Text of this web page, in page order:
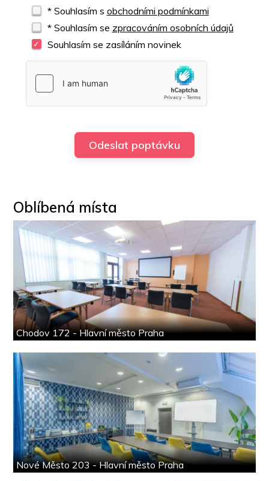
* Souhlasím s obchodními podmínkami
* Souhlasím se zpracováním osobních údajů
Souhlasím se zasíláním novinek
Oblíbená místa
Chodov 172 - Hlavní město Praha
Nové Město 203 - Hlavní město Praha